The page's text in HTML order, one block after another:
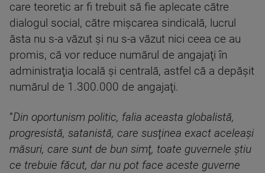
care teoretic ar fi trebuit să fie aplecate către
dialogul social, către mişcarea sindicală, lucrul
ăsta nu s-a văzut şi nu s-a văzut nici ceea ce au
promis, că vor reduce numărul de angajaţi în
administraţia locală şi centrală, astfel că a depăşit
numărul de 1.300.000 de angajaţi.
”Din oportunism politic, falia aceasta globalistă,
progresistă, satanistă, care susţinea exact aceleaşi
măsuri, care sunt de bun simţ, toate guvernele ştiu
ce trebuie făcut, dar nu pot face aceste guverne